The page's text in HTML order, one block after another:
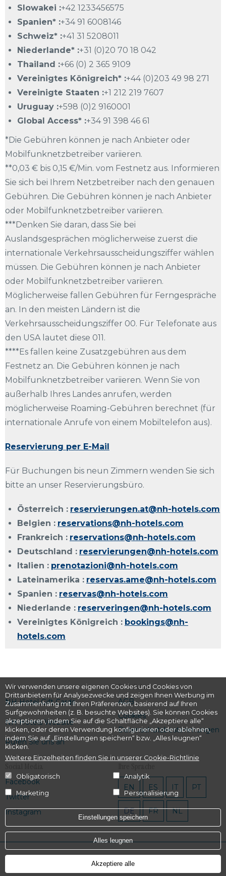
Wir verwenden unsere eigenen Cookies und Cookies von
Drittanbietern für Analysezwecke und zeigen Ihnen Werbung im
Zusammenhang mit Ihren Präferenzen, basierend auf Ihren
Surfgewohnheiten (z. B. besuchte Websites). Sie können Cookies
akzeptieren, indem Sie auf die Schaltfläche „Akzeptiere alle“
klicken, oder deren Verwendung konfigurieren oder ablehnen,
indem Sie auf „Einstellungen speichern“ bzw. „Alles leugnen“
klicken.
Weitere Einzelheiten finden Sie in unserer Cookie-Richtlinie
Obligatorisch Analytik
Marketing Personalisierung
Einstellungen speichern
Alles leugnen
Akzeptiere alle
Slowakei :+42 1233456575
Spanien* :+34 91 6008146
Schweiz* :+41 31 5208011
Niederlande* :+31 (0)20 70 18 042
Thailand :+66 (0) 2 365 9109
Vereinigtes Königreich* :+44 (0)203 49 98 271
Vereinigte Staaten :+1 212 219 7607
Uruguay :+598 (0)2 9160001
Global Access* :+34 91 398 46 61
*Die Gebühren können je nach Anbieter oder
Mobilfunknetzbetreiber variieren.
**0,03 € bis 0,15 €/Min. vom Festnetz aus. Informieren
Sie sich bei Ihrem Netzbetreiber nach den genauen
Gebühren. Die Gebühren können je nach Anbieter
oder Mobilfunknetzbetreiber variieren.
***Denken Sie daran, dass Sie bei
Auslandsgesprächen möglicherweise zuerst die
internationale Verkehrsausscheidungsziffer wählen
müssen. Die Gebühren können je nach Anbieter
oder Mobilfunknetzbetreiber variieren.
Möglicherweise fallen Gebühren für Ferngespräche
an. In den meisten Ländern ist die
Verkehrsausscheidungsziffer 00. Für Telefonate aus
den USA lautet diese 011.
****Es fallen keine Zusatzgebühren aus dem
Festnetz an. Die Gebühren können je nach
Mobilfunknetzbetreiber variieren. Wenn Sie von
außerhalb Ihres Landes anrufen, werden
möglicherweise Roaming-Gebühren berechnet (für
internationale Anrufe von einem Mobiltelefon aus).
Reservierung per E-Mail
Für Buchungen bis neun Zimmern wenden Sie sich
bitte an unser Reservierungsbüro.
Österreich : reservierungen.at@nh-hotels.com
Belgien : reservations@nh-hotels.com
Frankreich : reservations@nh-hotels.com
Deutschland : reservierungen@nh-hotels.com
Italien : prenotazioni@nh-hotels.com
Lateinamerika : reservas.ame@nh-hotels.com
Spanien : reservas@nh-hotels.com
Niederlande : reserveringen@nh-hotels.com
Vereinigtes Königreich : bookings@nh-
hotels.com
Firma
NH Hotel Gift Cards
NH Hotels Website
Rufen Sie uns an
Rechtliches
AGB
Cookies
Datenschutzbestimmungen
Facebook
Twitter
Instagram
EN ES IT PT
DE FR NL
Powered byHotel Treats